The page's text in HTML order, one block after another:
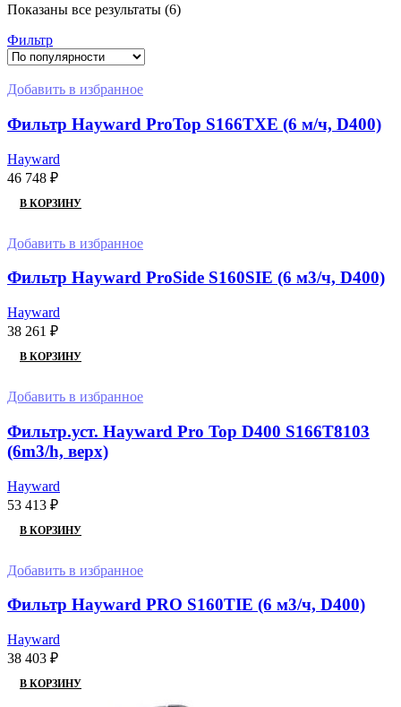
Показаны все результаты (6)
Фильтр
Добавить в избранное
Фильтр Hayward ProTop S166TXE (6 м/ч, D400)
Hayward
46 748 ₽
В КОРЗИНУ
Добавить в избранное
Фильтр Hayward ProSide S160SIE (6 м3/ч, D400)
Hayward
38 261 ₽
В КОРЗИНУ
Добавить в избранное
Фильтр.уст. Hayward Pro Top D400 S166T8103
(6m3/h, верх)
Hayward
53 413 ₽
В КОРЗИНУ
Добавить в избранное
Фильтр Hayward PRO S160TIE (6 м3/ч, D400)
Hayward
38 403 ₽
В КОРЗИНУ